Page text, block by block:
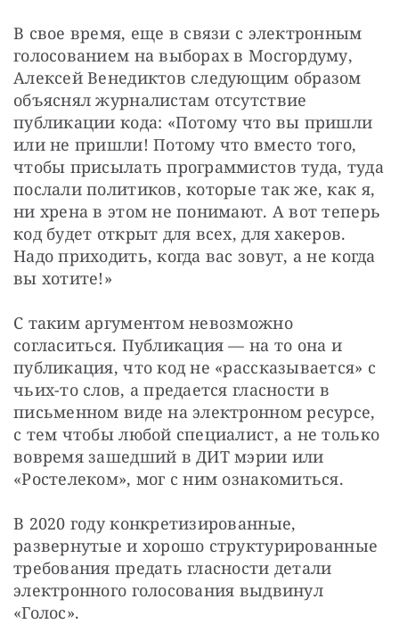
В свое время, еще в связи с электронным
голосованием на выборах в Мосгордуму,
Алексей Венедиктов следующим образом
объяснял журналистам отсутствие
публикации кода: «Потому что вы пришли
или не пришли! Потому что вместо того,
чтобы присылать программистов туда, туда
послали политиков, которые так же, как я,
ни хрена в этом не понимают. А вот теперь
код будет открыт для всех, для хакеров.
Надо приходить, когда вас зовут, а не когда
вы хотите!»
С таким аргументом невозможно
согласиться. Публикация — на то она и
публикация, что код не «рассказывается» с
чьих-то слов, а предается гласности в
письменном виде на электронном ресурсе,
с тем чтобы любой специалист, а не только
вовремя зашедший в ДИТ мэрии или
«Ростелеком», мог с ним ознакомиться.
В 2020 году конкретизированные,
развернутые и хорошо структурированные
требования предать гласности детали
электронного голосования выдвинул
«Голос».